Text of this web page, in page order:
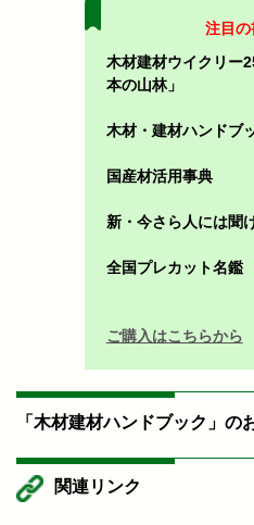
注目の
木材建材ウイクリー
本の山林」
木材・建材ハンドブ
国産材活用事典
新・今さら人には聞
全国プレカット名鑑
ご購入はこちらから
「木材建材ハンドブック」の
関連リンク